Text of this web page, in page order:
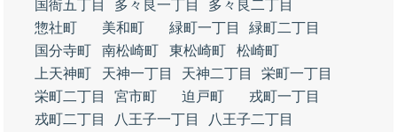
国衙五丁目 多々良一丁目
多々良二丁目
惣社町
美和町 緑町一丁目
緑町二丁目
国分寺町
南松崎町 東松崎町
松崎町
上天神町
天神一丁目 天神二丁目
栄町一丁目
栄町二丁目
宮市町 迫戸町
戎町一丁目
戎町二丁目
八王子一丁目
八王子二丁目